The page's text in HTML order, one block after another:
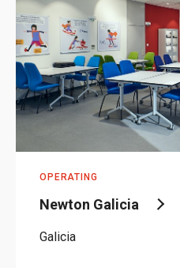
OPERATING
Newton Galicia
Galicia